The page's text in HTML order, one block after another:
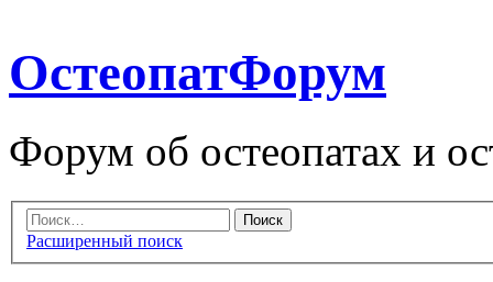
ОстеопатФорум
Форум об остеопатах и
Расширенный поиск